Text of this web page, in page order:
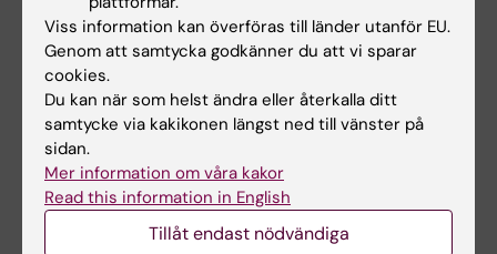
Tags
Genetik Neuropsykiatri
Uppdaterad av:
Webb Admin 2014-05-09
Dela
Viss information kan överföras till länder utanför EU.
Genom att samtycka godkänner du att vi sparar
cookies.
Du kan när som helst ändra eller återkalla ditt
samtycke via kakikonen längst ned till vänster på
sidan.
Mer information om våra kakor
Read this information in English
Tillåt endast nödvändiga